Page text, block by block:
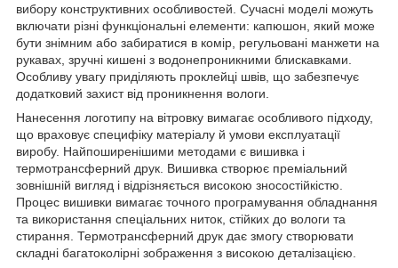
вибору конструктивних особливостей. Сучасні моделі можуть
включати різні функціональні елементи: капюшон, який може
бути знімним або забиратися в комір, регульовані манжети на
рукавах, зручні кишені з водонепроникними блискавками.
Особливу увагу приділяють проклейці швів, що забезпечує
додатковий захист від проникнення вологи.
Нанесення логотипу на вітровку вимагає особливого підходу,
що враховує специфіку матеріалу й умови експлуатації
виробу. Найпоширенішими методами є вишивка і
термотрансферний друк. Вишивка створює преміальний
зовнішній вигляд і відрізняється високою зносостійкістю.
Процес вишивки вимагає точного програмування обладнання
та використання спеціальних ниток, стійких до вологи та
стирання. Термотрансферний друк дає змогу створювати
складні багатоколірні зображення з високою деталізацією.